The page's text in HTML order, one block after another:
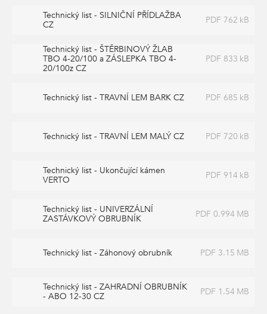
analýze informací o výkonu a používání webu, zajištění
specifiikovat, které typy souborů máme zpracovávat,
klikněte prosím na odkaz níže. Detailní informace o tom,
Technický list - SILNIČNÍ PŘÍDLAŽBA
CZ
PDF 762 kB
Technický list - ŠTĚRBINOVÝ ŽLAB
TBO 4-20/100 a ZÁSLEPKA TBO 4-
20/100z CZ
PDF 833 kB
Technický list - TRAVNÍ LEM BARK CZ PDF 685 kB
Technický list - TRAVNÍ LEM MALÝ CZ PDF 720 kB
Technický list - Ukončující kámen
VERTO
PDF 914 kB
Technický list - UNIVERZÁLNÍ
ZASTÁVKOVÝ OBRUBNÍK
PDF 0.994 MB
Technický list - Záhonový obrubník PDF 3.15 MB
Technický list - ZAHRADNÍ OBRUBNÍK
- ABO 12-30 CZ
PDF 1.54 MB